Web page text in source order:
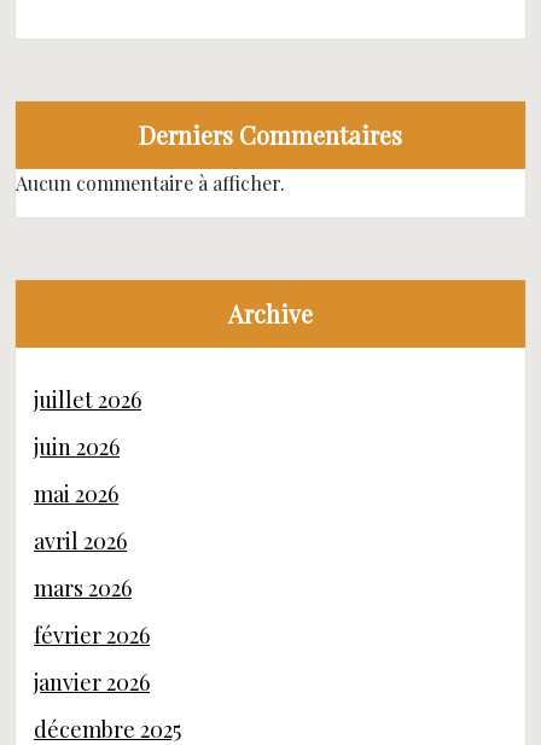
Derniers Commentaires
Aucun commentaire à afficher.
Archive
juillet 2026
juin 2026
mai 2026
avril 2026
mars 2026
février 2026
janvier 2026
décembre 2025